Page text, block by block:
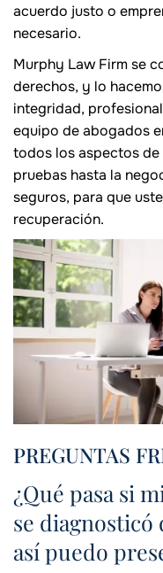
acuerdo justo o
necesario.
Murphy Law Firm se
derechos, y lo
integridad,
equipo de abogados
todos los aspectos
pruebas hasta la
seguros, para que
recuperación.
PREGUNTAS
¿Qué pasa si
se diagnosticó
así puedo